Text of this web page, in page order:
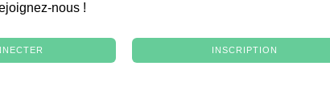
nous !
INSCRIPTION